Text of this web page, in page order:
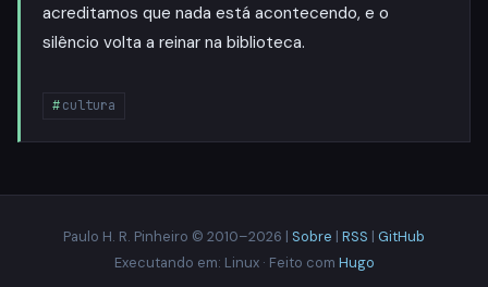
acreditamos que nada está acontecendo, e o
silêncio volta a reinar na biblioteca.
cultura
Paulo H. R. Pinheiro © 2010–2026 | Sobre | RSS | GitHub
Executando em: Linux · Feito com Hugo